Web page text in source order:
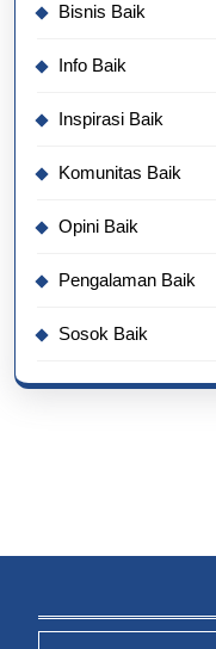
Bisnis Baik
Info Baik
Inspirasi Baik
Komunitas Baik
Opini Baik
Pengalaman Baik
Sosok Baik